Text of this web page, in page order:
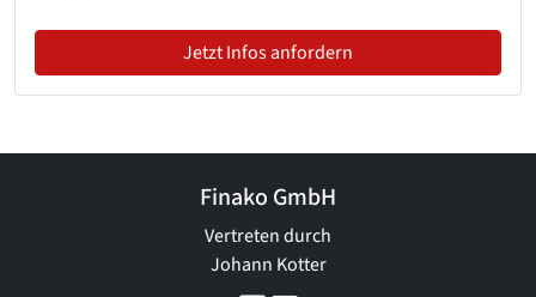
Jetzt Infos anfordern
Finako GmbH
Vertreten durch
Johann Kotter